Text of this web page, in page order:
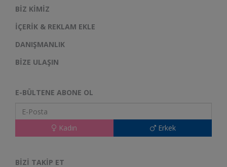
BIZ KIMIZ
İÇERIK & REKLAM EKLE
DANIŞMANLIK
BIZE ULAŞIN
E-BÜLTENE ABONE OL
Erkek
Kadın
BIZI TAKIP ET